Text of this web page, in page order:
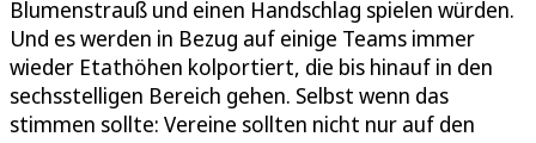
Blumenstrauß und einen Handschlag spielen würden.
Und es werden in Bezug auf einige Teams immer
wieder Etathöhen kolportiert, die bis hinauf in den
sechsstelligen Bereich gehen. Selbst wenn das
stimmen sollte: Vereine sollten nicht nur auf den